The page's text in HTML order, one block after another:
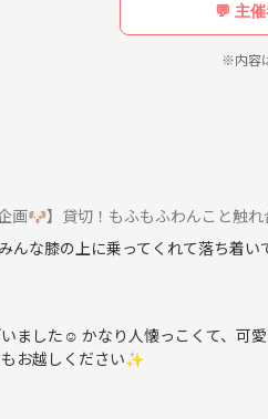
💬 主
※内容
画🐶】貸切！もふもふわんこと触
んな膝の上に乗ってくれて落ち着
ました☺️ かなり人懐っこくて、
お越しください✨